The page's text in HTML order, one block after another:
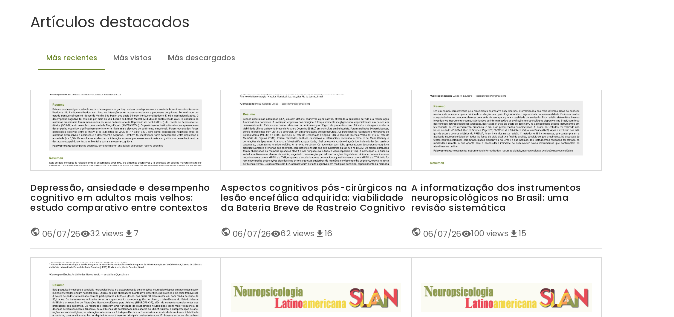
Artículos destacados
Más recientes Más vistos Más descargados
Depressão, ansiedade e desempenho
cognitivo em adultos mais velhos:
estudo comparativo entre contextos
06/07/26 32views 7
Aspectos cognitivos pós-cirúrgicos na
lesão encefálica adquirida: viabilidade
da Bateria Breve de Rastreio Cognitivo
06/07/26 62views 16
A informatização dos instrumentos
neuropsicológicos no Brasil: uma
revisão sistemática
06/07/26 100 views 15